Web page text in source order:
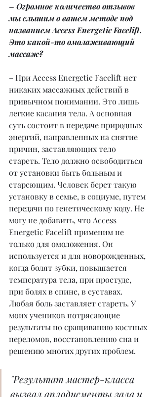
– Огромное количество отзывов
мы слышим о вашем методе под
названием Access Energetic Facelift.
Это какой-то омолаживающий
массаж?
– При Access Energetic Facelift нет
никаких массажных действий в
привычном понимании. Это лишь
легкие касания тела. А основная
суть состоит в передаче природных
энергий, направленных на снятие
причин, заставляющих тело
стареть. Тело должно освободиться
от установки быть больным и
стареющим. Человек берет такую
установку в семье, в социуме, путем
передачи по генетическому коду. Не
могу не добавить, что Access
Energetic Facelift применим не
только для омоложения. Он
используется и для новорожденных,
когда болят зубки, повышается
температура тела, при простуде,
при болях в спине, в суставах.
Любая боль заставляет стареть. У
моих учеников потрясающие
результаты по сращиванию костных
переломов, восстановлению сна и
решению многих других проблем.
"Результат мастер-класса
вызвал аплодисменты зала и